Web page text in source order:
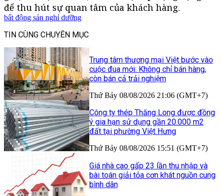
để thu hút sự quan tâm của khách hàng.
bất động sản nghỉ dưỡng
TIN CÙNG CHUYÊN MỤC
Trung tâm thương mại Việt bước vào
cuộc đua mới: Không chỉ bán hàng,
còn bán cả trải nghiệm
Thứ Bảy 08/08/2026 21:06 (GMT+7)
Công ty thép Thăng Long được đồng
ý gia hạn sử dụng gần 20.000 m2
đất tại phường Việt Hưng
Thứ Bảy 08/08/2026 15:51 (GMT+7)
Giá nhà cao gấp 23 lần thu nhập và
bài toán giải tỏa cơn khát nguồn cung
bình dân